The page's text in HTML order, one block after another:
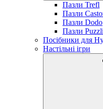
Пазли Trefl
Пазли
Пазли Dodo
Пазли
Посібники для
Настільні ігри